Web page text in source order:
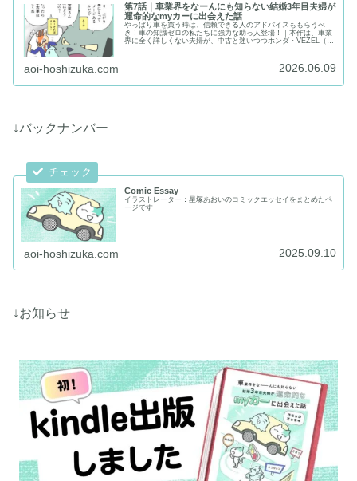
第7話｜車業界をなーんにも知らない結婚3年目夫婦が
運命的なmyカーに出会えた話
やっぱり車を買う時は、信頼できる人のアドバイスももらうべ
き！車の知識ゼロの私たちに強力な助っ人登場！｜本作は、車業
界に全く詳しくない夫婦が、中古と迷いつつホンダ・VEZEL（ヴ
aoi-hoshizuka.com 2026.06.09
↓バックナンバー
Comic Essay
イラストレーター：星塚あおいのコミックエッセイをまとめたペ
ージです
aoi-hoshizuka.com 2025.09.10
↓お知らせ